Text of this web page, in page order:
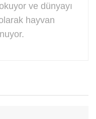
ve dünyayı
hayvan